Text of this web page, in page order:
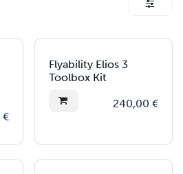
€
Flyability Elios 3
Toolbox Kit
240,00 €